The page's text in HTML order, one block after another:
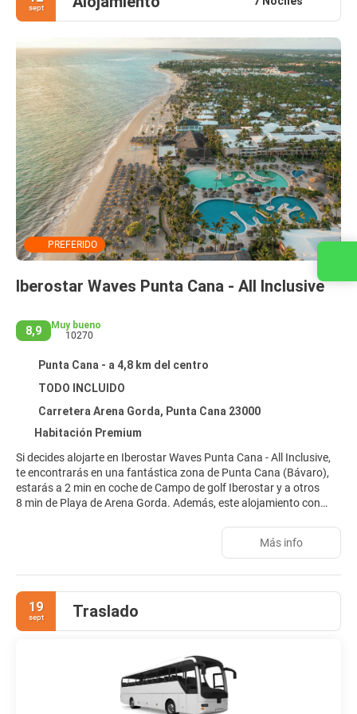
sept
PREFERIDO
Iberostar Waves Punta Cana - All Inclusive
8,9
Muy bueno
10270
Punta Cana - a 4,8 km del centro
TODO INCLUIDO
Carretera Arena Gorda, Punta Cana 23000
Habitación Premium
Si decides alojarte en Iberostar Waves Punta Cana - All Inclusive,
te encontrarás en una fantástica zona de Punta Cana (Bávaro),
estarás a 2 min en coche de Campo de golf Iberostar y a otros
8 min de Playa de Arena Gorda. Además, este alojamiento con
corporales y tratamientos faciales. Si hace buen tiempo,
aprovecha para jugar al golf o relajarte al sol en la playa privada.
Encontrarás además conexión a Internet wifi gratis, servicio de
cuidado infantil (de pago) y una tienda de recuerdos.
Te sentirás como en tu propia casa en cualquiera de las 427
habitaciones con decoraciones diferentes, equipadas con minibar
y máquina de café espresso. Las habitaciones disponen de
balcón. La conexión wifi gratis te permitirá mantenerte al día de
Más info
19
sept Traslado
Contacta con nosotros